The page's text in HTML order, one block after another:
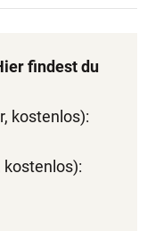
findest du
kostenlos):
kostenlos):